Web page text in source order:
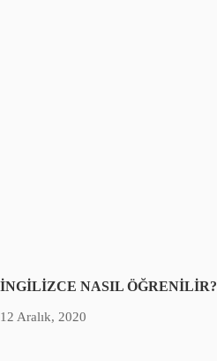
İNGİLİZCE NASIL ÖĞRENİLİR?
12 Aralık, 2020